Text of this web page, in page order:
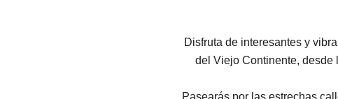
Disfruta de interesantes y
del Viejo Continente, desde
Pasearás por las estrechas